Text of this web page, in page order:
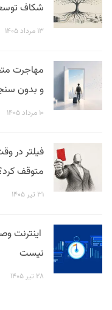
شکاف
۱۳ مرداد ۱۴۰۵
مهاجرت
و بدون
۱۰ مرداد ۱۴۰۵
متوقف
۳۱ تیر ۱۴۰۵
اینترنت
نیست
۲۸ تیر ۱۴۰۵